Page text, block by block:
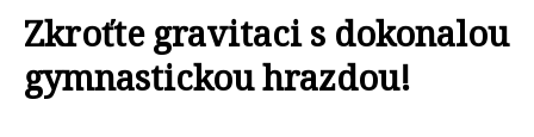
Zkroťte gravitaci s dokonalou
gymnastickou hrazdou!